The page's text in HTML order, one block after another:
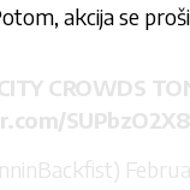
akcija se
CROWDS